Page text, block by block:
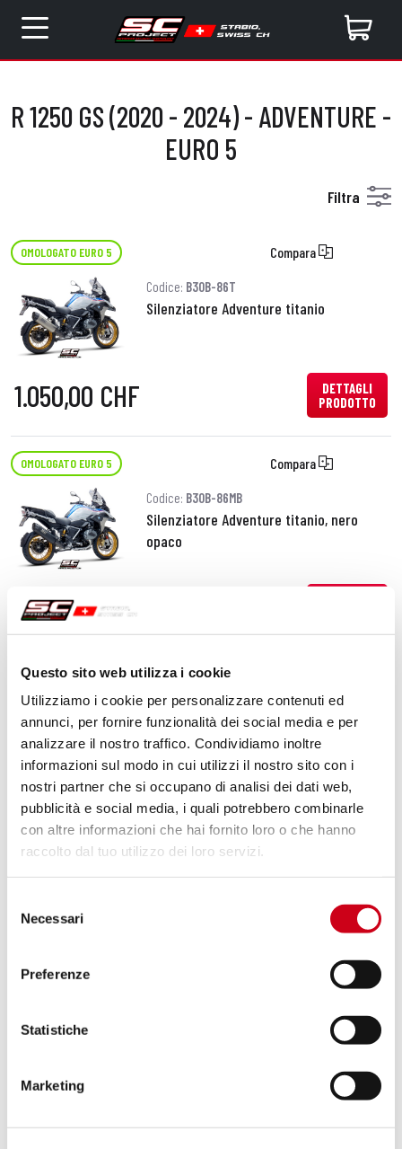
Questo sito web utilizza i cookie
Utilizziamo i cookie per personalizzare contenuti ed
annunci, per fornire funzionalità dei social media e per
analizzare il nostro traffico. Condividiamo inoltre
informazioni sul modo in cui utilizzi il nostro sito con i
nostri partner che si occupano di analisi dei dati web,
pubblicità e social media, i quali potrebbero combinarle
con altre informazioni che hai fornito loro o che hanno
raccolto dal tuo utilizzo dei loro servizi.
delNecessari
Preferenze
Statistiche
Marketing
R 1250 GS (2020 - 2024) - ADVENTURE -
EURO 5
Filtra
OMOLOGATO EURO 5 Compara
Codice: B30B-86T
Silenziatore Adventure titanio
1.050,00 CHF
DETTAGLI
PRODOTTO
OMOLOGATO EURO 5 Compara
Codice: B30B-86MB
Silenziatore Adventure titanio, nero
opaco
1.240,00 CHF
OMOLOGATO EURO 5
Codice:B30B-105T
Silenziatore SC1-R GT titanio
1.050,00 CHF
DETTAGLI
PRODOTTO
1.050,00 CHF
DETTAGLI
PRODOTTO